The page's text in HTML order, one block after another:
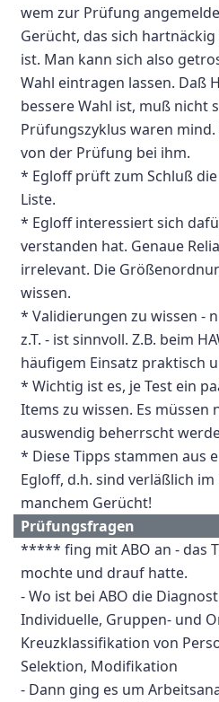
wem zur Prüfung
Gerücht, das sich
ist. Man kann sich also
Wahl eintragen lassen. Daß
bessere Wahl ist, muß nicht
Prüfungszyklus waren
von der Prüfung bei ihm.
* Egloff prüft zum Schluß
Liste.
* Egloff interessiert sich
verstanden hat. Genaue
irrelevant. Die
wissen.
* Validierungen zu wissen -
z.T. - ist sinnvoll. Z.B. beim
häufigem Einsatz praktisch
* Wichtig ist es, je Test ein
Items zu wissen. Es müssen
auswendig beherrscht
* Diese Tipps stammen aus
Egloff, d.h. sind verläßlich im
manchem Gerücht!
Prüfungsfragen
***** fing mit ABO an - das
mochte und drauf hatte.
- Wo ist bei ABO die
Individuelle, Gruppen- und
Kreuzklassifikation von
Selektion, Modifikation
- Dann ging es um